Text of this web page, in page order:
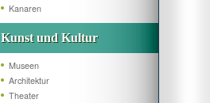
Kanaren
Kunst und Kultur
Museen
Architektur
Theater